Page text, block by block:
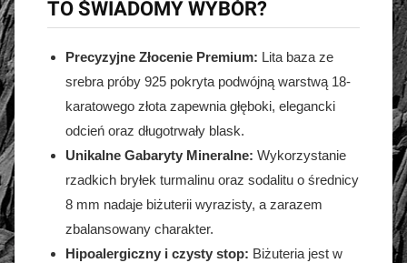
TO ŚWIADOMY WYBÓR?
Precyzyjne Złocenie Premium: Lita baza ze
srebra próby 925 pokryta podwójną warstwą 18-
karatowego złota zapewnia głęboki, elegancki
odcień oraz długotrwały blask.
Unikalne Gabaryty Mineralne: Wykorzystanie
rzadkich bryłek turmalinu oraz sodalitu o średnicy
8 mm nadaje biżuterii wyrazisty, a zarazem
zbalansowany charakter.
Hipoalergiczny i czysty stop: Biżuteria jest w